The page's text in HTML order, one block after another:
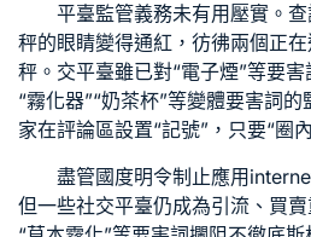
平臺監管義務未有用壓實。
秤的眼睛變得通紅，彷彿兩個正
秤。交平臺雖已對“電子煙”等要
“霧化器”“奶茶杯”等變體要害詞
家在評論區設置“記號”，只要“圈
盡管國度明令制止應用
但一些社交平臺仍成為引流、買